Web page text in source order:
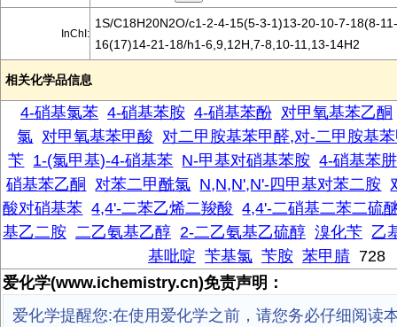
InChI:
1S/C18H20N2O/c1-2-4-15(5-3-1)13-20-10-7-18(8-
16(17)14-21-18/h1-6,9,12H,7-8,10-11,13-14H2
相关化学品信息
4-硝基氯苯 4-硝基苯胺 4-硝基苯酚 对甲氧基苯乙酮
氯 对甲氧基苯甲酸 对二甲胺基苯甲醛,对-二甲胺基
苄 1-(氯甲基)-4-硝基苯 N-甲基对硝基苯胺 4-硝基苯肼
硝基苯乙酮
对苯二甲酰氯 N,N,N',N'-四甲基对苯二胺
酸对硝基苯 4,4'-二苯乙烯二羧酸 4,4'-二硝基二苯二硫
基乙二胺 二乙氨基乙醇 2-二乙氨基乙硫醇 溴化苄 乙
基吡啶 苄基氯 苄胺 苯甲腈 728
爱化学(www.ichemistry.cn)免责声明：
爱化学提醒您:在使用爱化学之前，请您务必仔细阅读